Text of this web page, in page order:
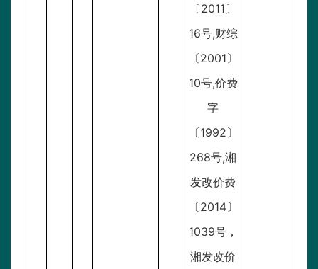
〔2011〕
16号,财综
〔2001〕
10号,价费
字
〔1992〕
268号,湘
发改价费
〔2014〕
1039号，
湘发改价